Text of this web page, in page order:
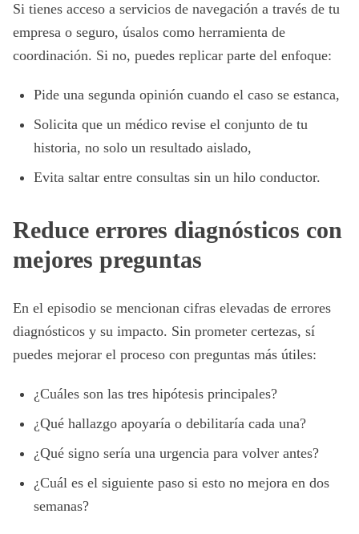
Si tienes acceso a servicios de navegación a través de tu
empresa o seguro, úsalos como herramienta de
coordinación. Si no, puedes replicar parte del enfoque:
Pide una segunda opinión cuando el caso se estanca,
Solicita que un médico revise el conjunto de tu
historia, no solo un resultado aislado,
Evita saltar entre consultas sin un hilo conductor.
Reduce errores diagnósticos con
mejores preguntas
En el episodio se mencionan cifras elevadas de errores
diagnósticos y su impacto. Sin prometer certezas, sí
puedes mejorar el proceso con preguntas más útiles:
¿Cuáles son las tres hipótesis principales?
¿Qué hallazgo apoyaría o debilitaría cada una?
¿Qué signo sería una urgencia para volver antes?
¿Cuál es el siguiente paso si esto no mejora en dos
semanas?